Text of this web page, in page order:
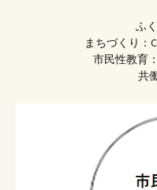
ふく
まちづくり：
市民性教育
共